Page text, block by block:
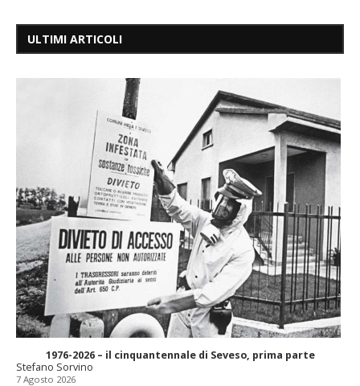
ULTIMI ARTICOLI
1976-2026 – il cinquantennale di Seveso, prima parte
Stefano Sorvino
7 Agosto 2026